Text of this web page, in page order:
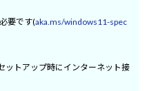
要です(aka.ms/windows11-spec
トアップ時にインターネット接